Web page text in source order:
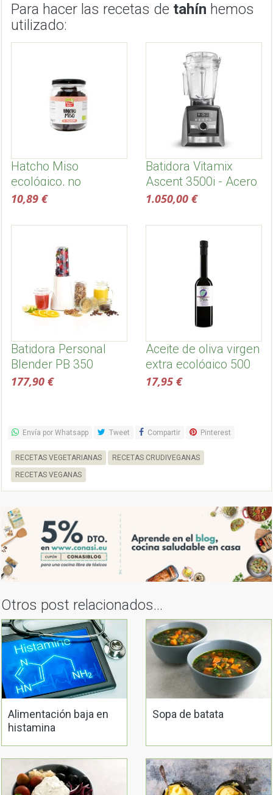
Para hacer las recetas de tahín hemos
utilizado:
Hatcho Miso
ecológico, no
pasteurizado
10,89 €
Batidora Vitamix
Ascent 3500i - Acero
Inoxidable
1.050,00 €
Batidora Personal
Blender PB 350
177,90 €
Aceite de oliva virgen
extra ecológico 500
ml, temprano -
17,95 €
Envía por Whatsapp Tweet Compartir Pinterest
RECETAS VEGETARIANAS
RECETAS CRUDIVEGANAS
RECETAS VEGANAS
Otros post relacionados...
Alimentación baja en
histamina
Sopa de batata